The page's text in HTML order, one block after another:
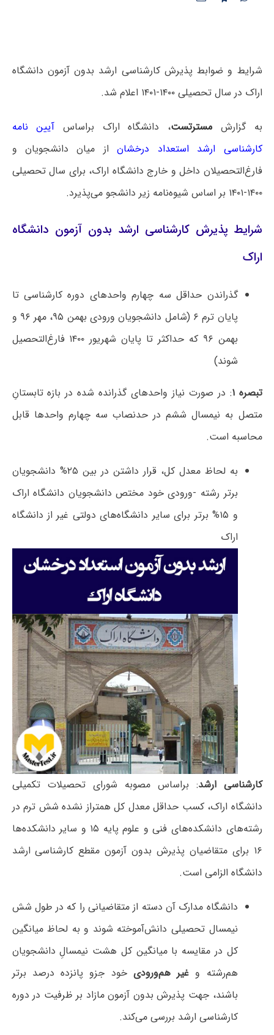
شرایط و ضوابط پذیرش کارشناسی ارشد بدون آزمون دانشگاه
اراک در سال تحصیلی ۱۴۰۰-۱۴۰۱ اعلام شد.
به گزارش مسترتست، دانشگاه اراک براساس آیین نامه
کارشناسی ارشد استعداد درخشاناز میان دانشجویان و
فارغ‌التحصیلان داخل و خارج دانشگاه اراک، برای سال تحصیلی
۱۴۰۰-۱۴۰۱ بر اساس شیوه‌نامه زیر دانشجو می‌پذیرد.
شرایط پذیرش کارشناسی ارشد بدون آزمون دانشگاه
اراک
گذراندن حداقل سه چهارم واحدهای دوره کارشناسی تا
پایان ترم ۶ (شامل دانشجویان ورودی بهمن ۹۵، مهر ۹۶ و
بهمن ۹۶ که حداکثر تا پایان شهریور ۱۴۰۰ فارغ‌التحصیل
شوند)
تبصره ۱ : در صورت نیاز واحدهای گذرانده شده در بازه تابستانِ
متصل به نیمسال ششم در حدنصاب سه چهارم واحدها قابل
محاسبه است.
به لحاظ معدل کل، قرار داشتن در بین ۲۵% دانشجویان
برتر رشته -ورودی خود مختص دانشجویان دانشگاه اراک
و ۱۵% برتر برای سایر دانشگاه‌های دولتی غیر از دانشگاه
اراک
کارشناسی ارشد: براساس مصوبه شورای تحصیلات تکمیلی
دانشگاه اراک، کسب حداقل معدل کل همتراز نشده شش ترم در
رشته‌های دانشکده‌های فنی و علوم پایه ۱۵ و سایر دانشکده‌ها
۱۶ برای متقاضیان پذیرش بدون آزمون مقطع کارشناسی ارشد
دانشگاه الزامی است.
دانشگاه مدارک آن دسته از متقاضیانی را که در طول شش
نیمسال تحصیلی دانش‌آموخته شوند و به لحاظ میانگین
کل در مقایسه با میانگین کل هشت نیمسالِ دانشجویان
هم‌رشته و غیر هم‌ورودی خود جزو پانزده درصد برتر
باشند، جهت پذیرش بدون آزمون مازاد بر ظرفیت در دوره
کارشناسی ارشد بررسی می‌کند.